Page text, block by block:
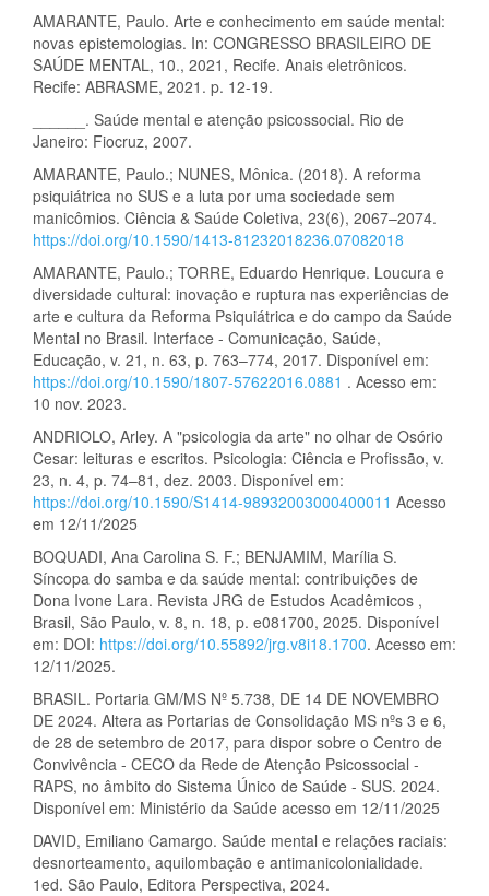
AMARANTE, Paulo. Arte e conhecimento em saúde mental:
novas epistemologias. In: CONGRESSO BRASILEIRO DE
SAÚDE MENTAL, 10., 2021, Recife. Anais eletrônicos.
Recife: ABRASME, 2021. p. 12-19.
______. Saúde mental e atenção psicossocial. Rio de
Janeiro: Fiocruz, 2007.
AMARANTE, Paulo.; NUNES, Mônica. (2018). A reforma
psiquiátrica no SUS e a luta por uma sociedade sem
manicômios. Ciência & Saúde Coletiva, 23(6), 2067–2074.
https://doi.org/10.1590/1413-81232018236.07082018
AMARANTE, Paulo.; TORRE, Eduardo Henrique. Loucura e
diversidade cultural: inovação e ruptura nas experiências de
arte e cultura da Reforma Psiquiátrica e do campo da Saúde
Mental no Brasil. Interface - Comunicação, Saúde,
Educação, v. 21, n. 63, p. 763–774, 2017. Disponível em:
https://doi.org/10.1590/1807-57622016.0881 . Acesso em:
10 nov. 2023.
ANDRIOLO, Arley. A "psicologia da arte" no olhar de Osório
Cesar: leituras e escritos. Psicologia: Ciência e Profissão, v.
23, n. 4, p. 74–81, dez. 2003. Disponível em:
https://doi.org/10.1590/S1414-98932003000400011 Acesso
em 12/11/2025
BOQUADI, Ana Carolina S. F.; BENJAMIM, Marília S.
Síncopa do samba e da saúde mental: contribuições de
Dona Ivone Lara. Revista JRG de Estudos Acadêmicos ,
Brasil, São Paulo, v. 8, n. 18, p. e081700, 2025. Disponível
em: DOI: https://doi.org/10.55892/jrg.v8i18.1700. Acesso em:
12/11/2025.
BRASIL. Portaria GM/MS Nº 5.738, DE 14 DE NOVEMBRO
DE 2024. Altera as Portarias de Consolidação MS nºs 3 e 6,
de 28 de setembro de 2017, para dispor sobre o Centro de
Convivência - CECO da Rede de Atenção Psicossocial -
RAPS, no âmbito do Sistema Único de Saúde - SUS. 2024.
Disponível em: Ministério da Saúde acesso em 12/11/2025
DAVID, Emiliano Camargo. Saúde mental e relações raciais:
desnorteamento, aquilombação e antimanicolonialidade.
1ed. São Paulo, Editora Perspectiva, 2024.